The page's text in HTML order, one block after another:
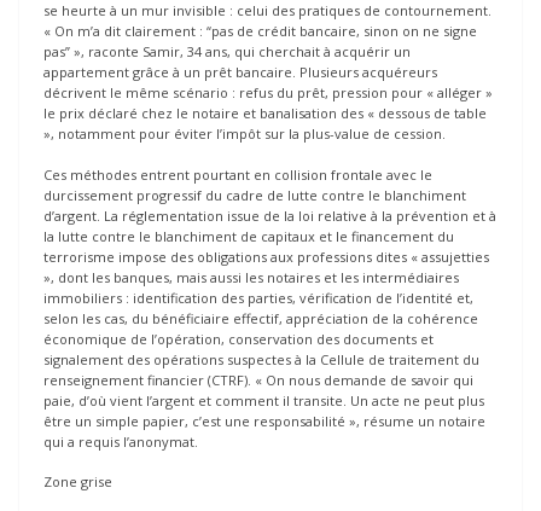
se heurte à un mur invisible : celui des pratiques de contournement.
« On m’a dit clairement : “pas de crédit bancaire, sinon on ne signe
pas” », raconte Samir, 34 ans, qui cherchait à acquérir un
appartement grâce à un prêt bancaire. Plusieurs acquéreurs
décrivent le même scénario : refus du prêt, pression pour « alléger »
le prix déclaré chez le notaire et banalisation des « dessous de table
», notamment pour éviter l’impôt sur la plus-value de cession.
Ces méthodes entrent pourtant en collision frontale avec le
durcissement progressif du cadre de lutte contre le blanchiment
d’argent. La réglementation issue de la loi relative à la prévention et à
la lutte contre le blanchiment de capitaux et le financement du
terrorisme impose des obligations aux professions dites « assujetties
», dont les banques, mais aussi les notaires et les intermédiaires
immobiliers : identification des parties, vérification de l’identité et,
selon les cas, du bénéficiaire effectif, appréciation de la cohérence
économique de l’opération, conservation des documents et
signalement des opérations suspectes à la Cellule de traitement du
renseignement financier (CTRF). « On nous demande de savoir qui
paie, d’où vient l’argent et comment il transite. Un acte ne peut plus
être un simple papier, c’est une responsabilité », résume un notaire
qui a requis l’anonymat.
Zone grise